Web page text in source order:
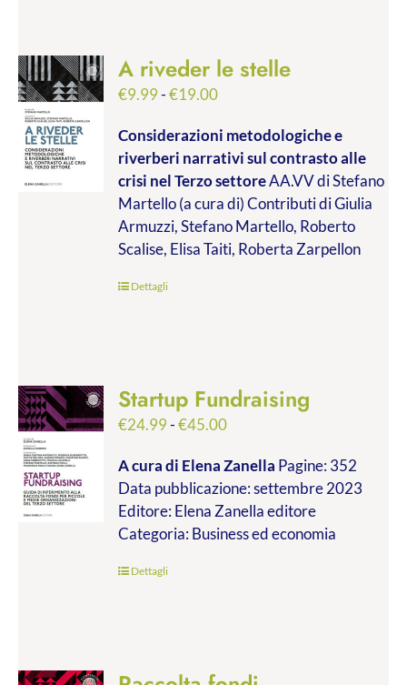
A riveder le stelle
€9.99-€19.00Fascia
prezzo:
da
€9.99
a
€19.00
Considerazioni metodologiche e
riverberi narrativi sul contrasto alle
crisi nel Terzo settoreAA.VV di Stefano
Martello (a cura di) Contributi di Giulia
Armuzzi, Stefano Martello, Roberto
Scalise, Elisa Taiti, Roberta Zarpellon
Dettagli
Startup Fundraising
€24.99-€45.00Fascia
prezzo:
da
€24.99
a
A cura di Elena Zanella Pagine: 352
Data pubblicazione: settembre 2023
Editore: Elena Zanella editore
Categoria: Business ed economia
Dettagli